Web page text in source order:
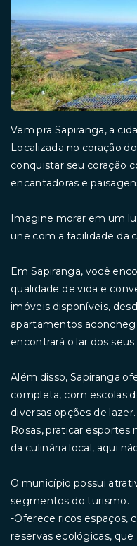
Vem pra Sapiranga, a
Localizada no coração
conquistar seu coração
encantadoras e
Imagine morar em um
une com a facilidade da
Em Sapiranga, você
qualidade de vida e
imóveis disponíveis,
apartamentos
encontrará o lar dos seus
Além disso, Sapiranga
completa, com escolas
diversas opções de
Rosas, praticar esportes
da culinária local, aqui
O município possui
segmentos do turismo.
-Oferece ricos espaços,
reservas ecológicas,